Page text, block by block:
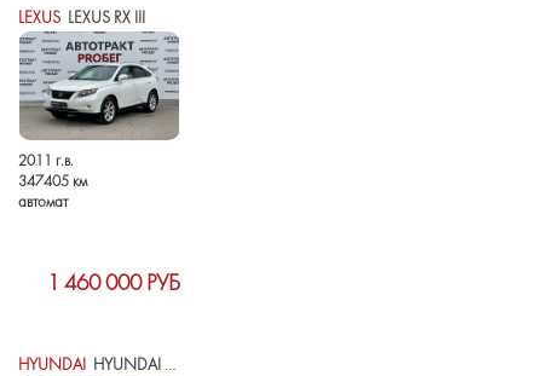
LEXUS LEXUS RX III
2011 г.в.
347405 км
автомат
1 460 000 РУБ
HYUNDAI HYUNDAI SOLARIS II